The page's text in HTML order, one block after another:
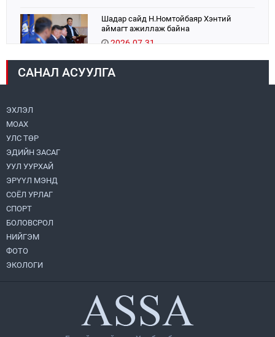
Шадар сайд Н.Номтойбаяр Хэнтий
аймагт ажиллаж байна
2026.07.31
Авто зам шинээр барина
Ирэх 10 хоногийн цаг агаарын
урьдчилсан төлөв
2026.07.31
САНАЛ АСУУЛГА
ЭХЛЭЛ
МОАХ
УЛС ТӨР
ЭДИЙН ЗАСАГ
УУЛ УУРХАЙ
ЭРҮҮЛ МЭНД
СОЁЛ УРЛАГ
СПОРТ
БОЛОВСРОЛ
НИЙГЭМ
ФОТО
ЭКОЛОГИ